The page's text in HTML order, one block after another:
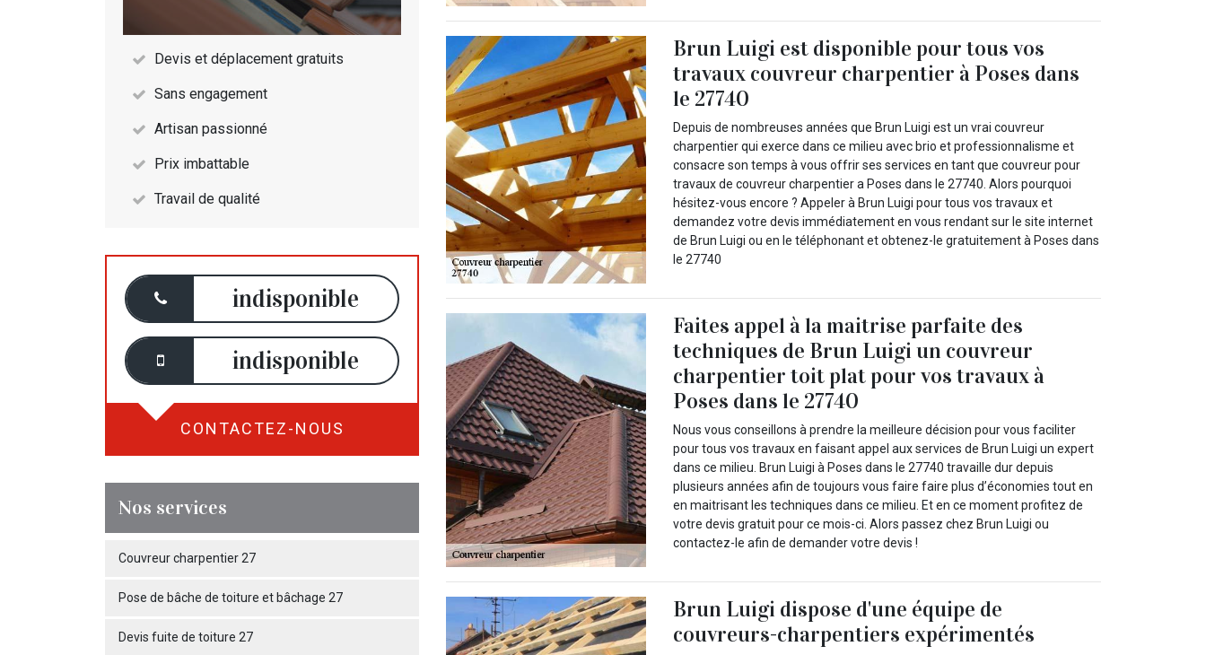
Devis et déplacement gratuits
Sans engagement
Artisan passionné
Prix imbattable
Travail de qualité
indisponible
indisponible
CONTACTEZ-NOUS
Nos services
Couvreur charpentier 27
Pose de bâche de toiture et bâchage 27
Devis fuite de toiture 27
Brun Luigi est disponible pour tous vos
travaux couvreur charpentier à Poses dans
le 27740
Depuis de nombreuses années que Brun Luigi est un vrai couvreur
charpentier qui exerce dans ce milieu avec brio et professionnalisme et
consacre son temps à vous offrir ses services en tant que couvreur pour
travaux de couvreur charpentier a Poses dans le 27740. Alors pourquoi
hésitez-vous encore ? Appeler à Brun Luigi pour tous vos travaux et
demandez votre devis immédiatement en vous rendant sur le site internet
de Brun Luigi ou en le téléphonant et obtenez-le gratuitement à Poses dans
le 27740
Faites appel à la maitrise parfaite des
techniques de Brun Luigi un couvreur
charpentier toit plat pour vos travaux à
Poses dans le 27740
Nous vous conseillons à prendre la meilleure décision pour vous faciliter
pour tous vos travaux en faisant appel aux services de Brun Luigi un expert
dans ce milieu. Brun Luigi à Poses dans le 27740 travaille dur depuis
plusieurs années afin de toujours vous faire faire plus d’économies tout en
en maitrisant les techniques dans ce milieu. Et en ce moment profitez de
votre devis gratuit pour ce mois-ci. Alors passez chez Brun Luigi ou
contactez-le afin de demander votre devis !
Brun Luigi dispose d'une équipe de
couvreurs-charpentiers expérimentés